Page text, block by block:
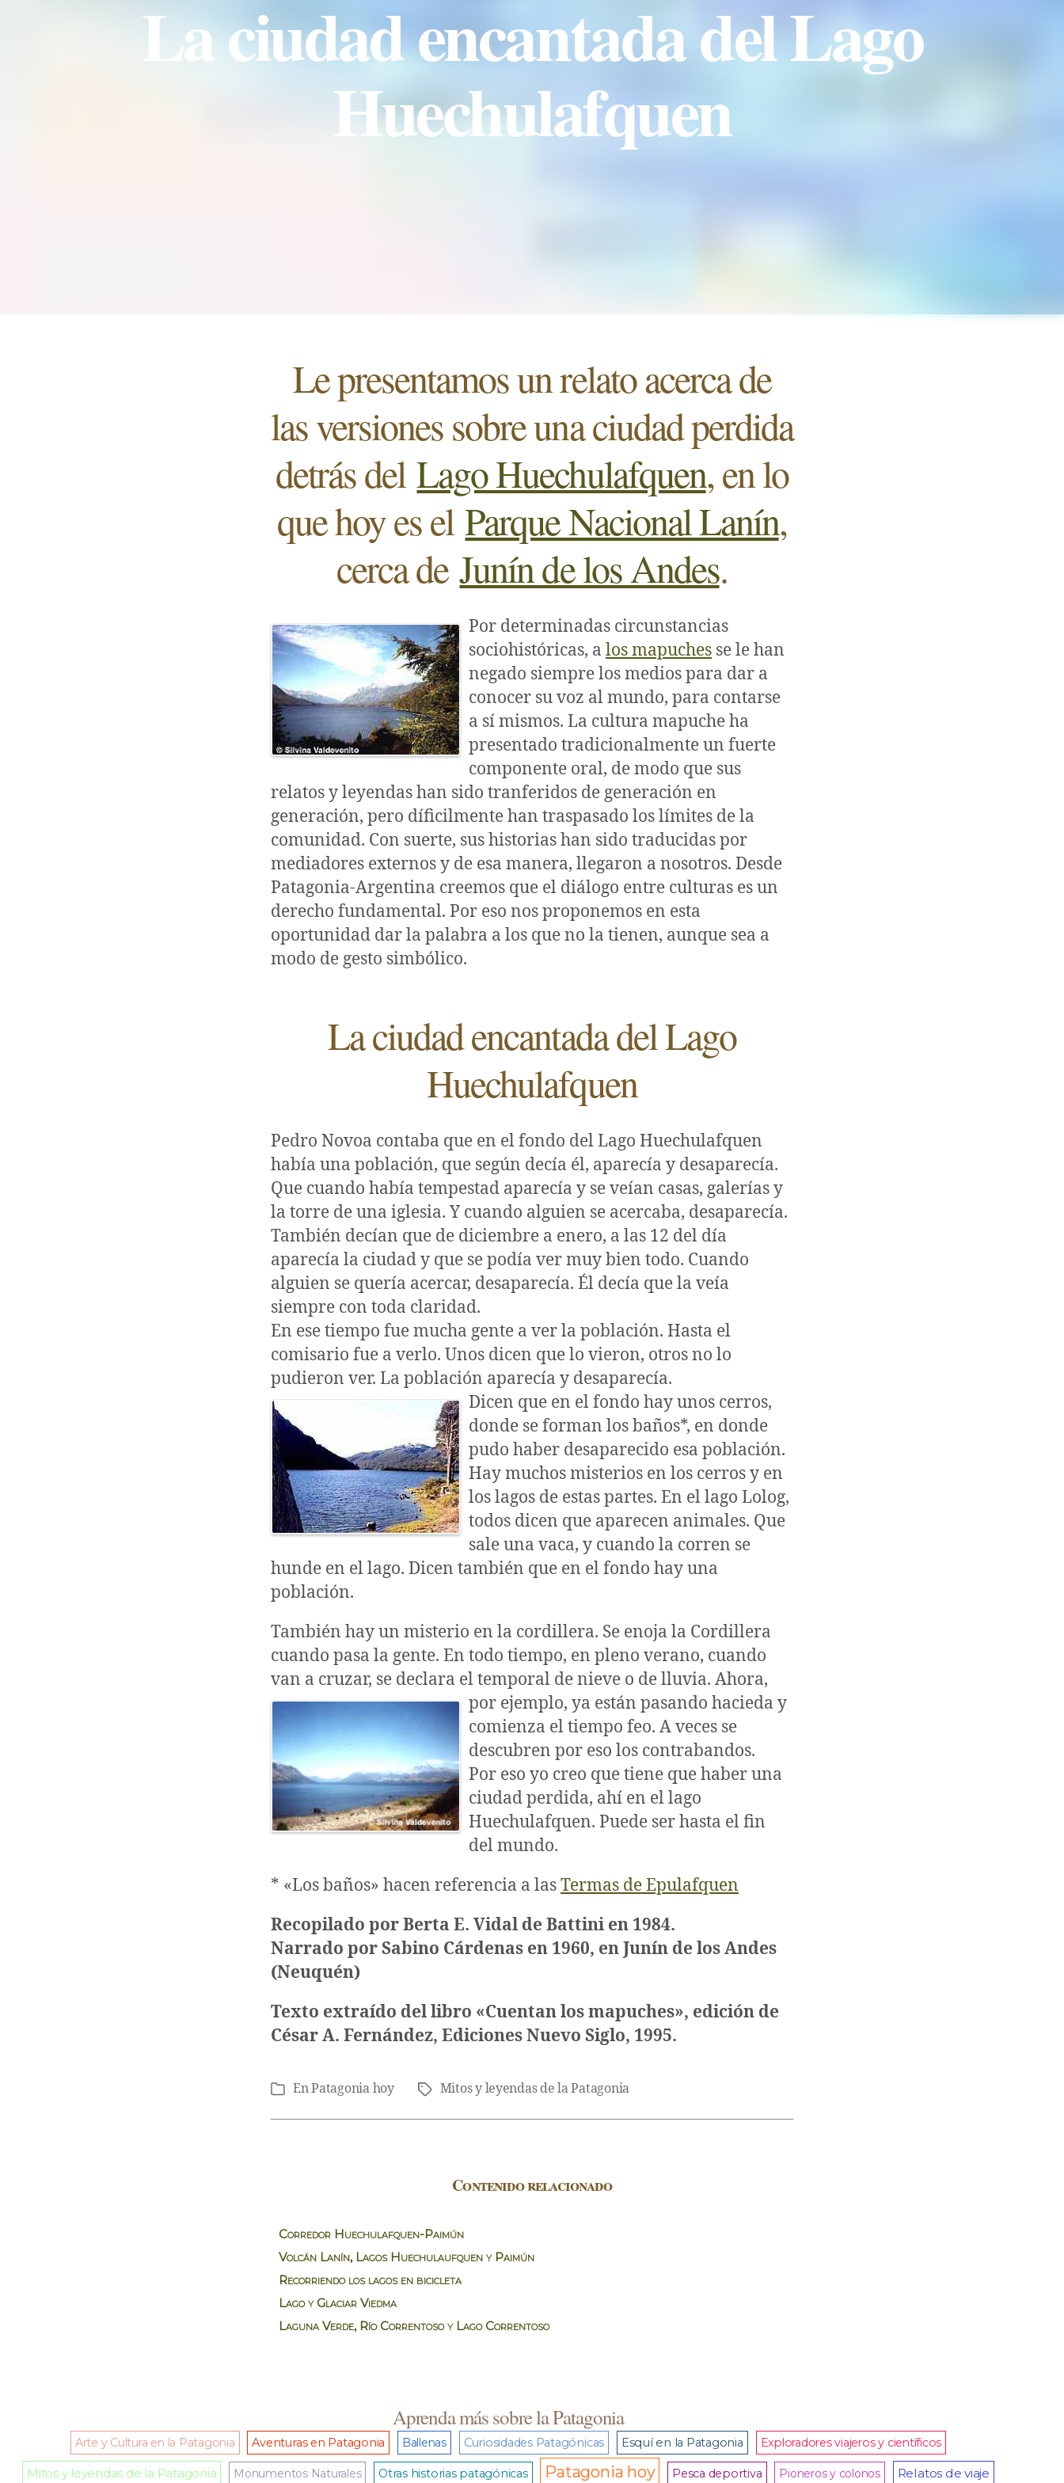
La ciudad encantada del Lago
Huechulafquen
Le presentamos un relato acerca de
las versiones sobre una ciudad perdida
detrás delLago Huechulafquen, en lo
que hoy es elParque Nacional Lanín,
cerca deJunín de los Andes.
Por determinadas circunstancias
sociohistóricas, a los mapuches se le han
negado siempre los medios para dar a
conocer su voz al mundo, para contarse
a sí mismos. La cultura mapuche ha
presentado tradicionalmente un fuerte
componente oral, de modo que sus
relatos y leyendas han sido tranferidos de generación en
generación, pero díficilmente han traspasado los límites de la
comunidad. Con suerte, sus historias han sido traducidas por
mediadores externos y de esa manera, llegaron a nosotros. Desde
Patagonia-Argentina creemos que el diálogo entre culturas es un
derecho fundamental. Por eso nos proponemos en esta
oportunidad dar la palabra a los que no la tienen, aunque sea a
modo de gesto simbólico.
La ciudad encantada del Lago
Huechulafquen
Pedro Novoa contaba que en el fondo del Lago Huechulafquen
había una población, que según decía él, aparecía y desaparecía.
Que cuando había tempestad aparecía y se veían casas, galerías y
la torre de una iglesia. Y cuando alguien se acercaba, desaparecía.
También decían que de diciembre a enero, a las 12 del día
aparecía la ciudad y que se podía ver muy bien todo. Cuando
alguien se quería acercar, desaparecía. Él decía que la veía
siempre con toda claridad.
En ese tiempo fue mucha gente a ver la población. Hasta el
comisario fue a verlo. Unos dicen que lo vieron, otros no lo
pudieron ver. La población aparecía y desaparecía.
Dicen que en el fondo hay unos cerros,
donde se forman los baños*, en donde
pudo haber desaparecido esa población.
Hay muchos misterios en los cerros y en
los lagos de estas partes. En el lago Lolog,
todos dicen que aparecen animales. Que
sale una vaca, y cuando la corren se
hunde en el lago. Dicen también que en el fondo hay una
población.
También hay un misterio en la cordillera. Se enoja la Cordillera
cuando pasa la gente. En todo tiempo, en pleno verano, cuando
van a cruzar, se declara el temporal de nieve o de lluvia. Ahora,
por ejemplo, ya están pasando hacieda y
comienza el tiempo feo. A veces se
descubren por eso los contrabandos.
Por eso yo creo que tiene que haber una
ciudad perdida, ahí en el lago
Huechulafquen. Puede ser hasta el fin
del mundo.
* «Los baños» hacen referencia a lasTermas de Epulafquen
Recopilado por Berta E. Vidal de Battini en 1984.
Narrado por Sabino Cárdenas en 1960, en Junín de los Andes
(Neuquén)
Texto extraído del libro «Cuentan los mapuches», edición de
César A. Fernández, Ediciones Nuevo Siglo, 1995.
Categorías
EnPatagonia hoy Etiquetas
Mitos y leyendas de la Patagonia
Contenido relacionado
Corredor Huechulafquen-Paimún
Volcán Lanín, Lagos Huechulaufquen y Paimún
Recorriendo los lagos en bicicleta
Lago y Glaciar Viedma
Laguna Verde, Río Correntoso y Lago Correntoso
Aprenda más sobre la Patagonia
Arte y Cultura en la Patagonia Aventuras en Patagonia Ballenas Curiosidades Patagónicas Esquí en la Patagonia Exploradores viajeros y científicos
Mitos y leyendas de la Patagonia Monumentos Naturales Otras historias patagónicas Patagonia hoy Pesca deportiva Pioneros y colonos Relatos de viaje